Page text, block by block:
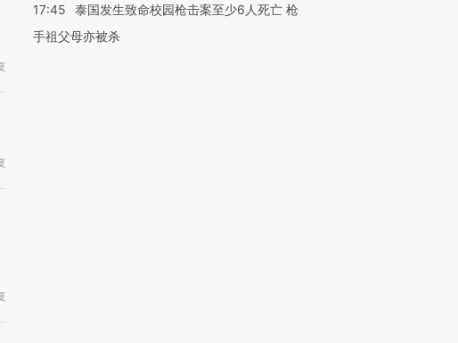
17:45
泰国发生致命校园枪击案至少6人死亡 枪
手祖父母亦被杀